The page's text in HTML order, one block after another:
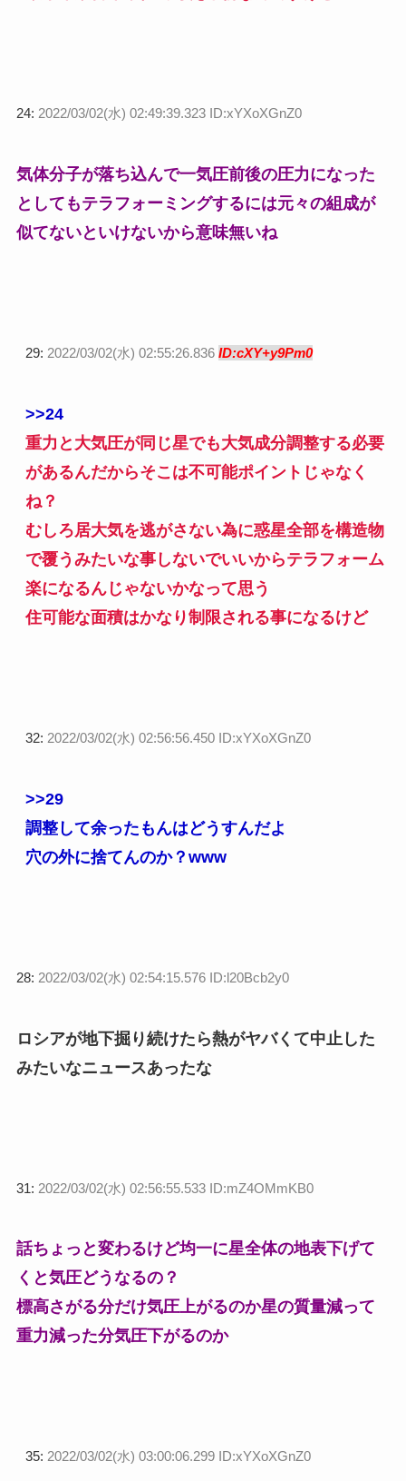
24: 2022/03/02(水) 02:49:39.323 ID:xYXoXGnZ0
気体分子が落ち込んで一気圧前後の圧力になった
としてもテラフォーミングするには元々の組成が
似てないといけないから意味無いね
29: 2022/03/02(水) 02:55:26.836 ID:cXY+y9Pm0
>>24
重力と大気圧が同じ星でも大気成分調整する必要
があるんだからそこは不可能ポイントじゃなく
ね？
むしろ居大気を逃がさない為に惑星全部を構造物
で覆うみたいな事しないでいいからテラフォーム
楽になるんじゃないかなって思う
住可能な面積はかなり制限される事になるけど
32: 2022/03/02(水) 02:56:56.450 ID:xYXoXGnZ0
>>29
調整して余ったもんはどうすんだよ
穴の外に捨てんのか？www
28: 2022/03/02(水) 02:54:15.576 ID:l20Bcb2y0
ロシアが地下掘り続けたら熱がヤバくて中止した
みたいなニュースあったな
31: 2022/03/02(水) 02:56:55.533 ID:mZ4OMmKB0
話ちょっと変わるけど均一に星全体の地表下げて
くと気圧どうなるの？
標高さがる分だけ気圧上がるのか星の質量減って
重力減った分気圧下がるのか
35: 2022/03/02(水) 03:00:06.299 ID:xYXoXGnZ0